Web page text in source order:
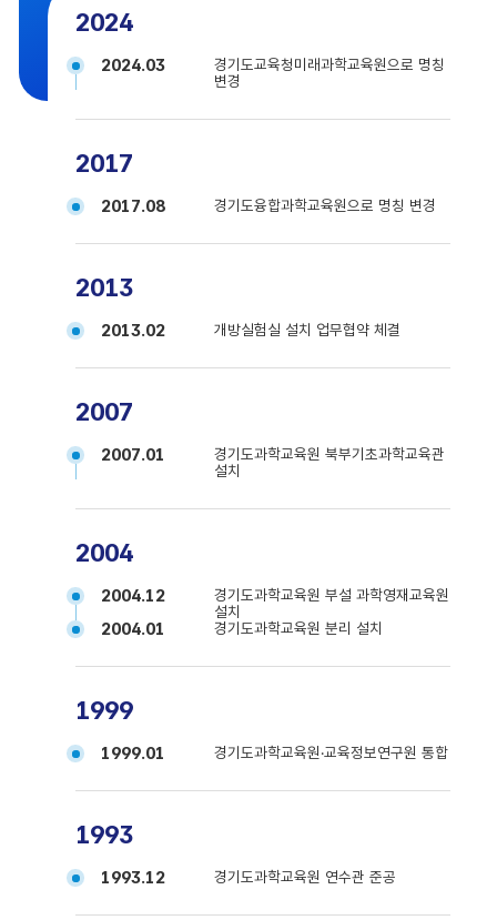
2024
2024.03
경기도교육청미래과학교육원으로 명칭
변경
2017
2017.08 경기도융합과학교육원으로 명칭 변경
2013
2013.02 개방실험실 설치 업무협약 체결
2007
2007.01
경기도과학교육원 북부기초과학교육관
설치
2004
2004.12
경기도과학교육원 부설 과학영재교육원
설치
2004.01 경기도과학교육원 분리 설치
1999
1999.01 경기도과학교육원·교육정보연구원 통합
1993
1993.12 경기도과학교육원 연수관 준공